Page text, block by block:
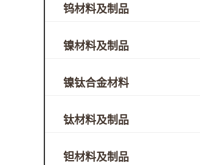
钨材料及制品
镍材料及制品
镍钛合金材料
钛材料及制品
钽材料及制品